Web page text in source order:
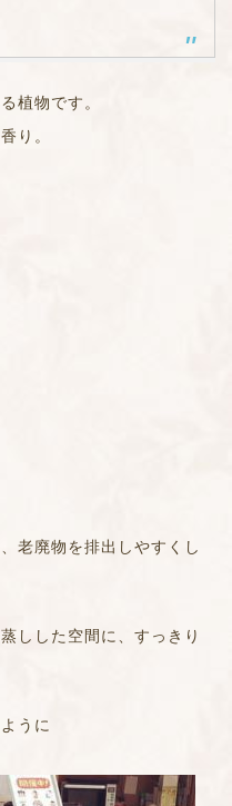
植物です。
り。
老廃物を排出しやすくし
しした空間に、すっきり
うに